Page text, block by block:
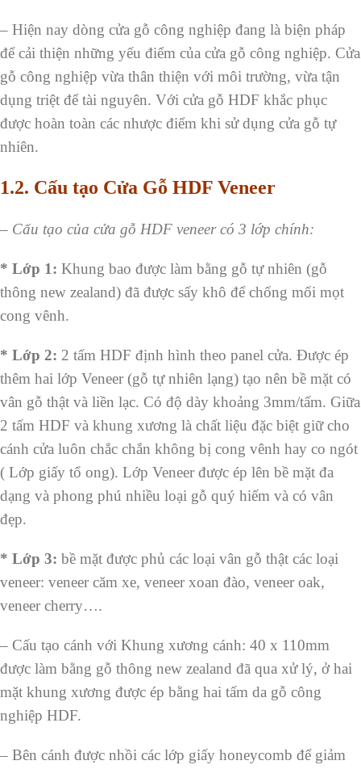
– Hiện nay dòng cửa gỗ công nghiệp đang là biện pháp
để cải thiện những yếu điểm của cửa gỗ công nghiệp. Cửa
gỗ công nghiệp vừa thân thiện với môi trường, vừa tận
dụng triệt để tài nguyên. Với cửa gỗ HDF khắc phục
được hoàn toàn các nhược điểm khi sử dụng cửa gỗ tự
nhiên.
1.2. Cấu tạo Cửa Gỗ HDF Veneer
– Cấu tạo của cửa gỗ HDF veneer có 3 lớp chính:
* Lớp 1: Khung bao được làm bằng gỗ tự nhiên (gỗ
thông new zealand) đã được sấy khô để chống mối mọt
cong vênh.
* Lớp 2: 2 tấm HDF định hình theo panel cửa. Được ép
thêm hai lớp Veneer (gỗ tự nhiên lạng) tạo nên bề mặt có
vân gỗ thật và liền lạc. Có độ dày khoảng 3mm/tấm. Giữa
2 tấm HDF và khung xương là chất liệu đặc biệt giữ cho
cánh cửa luôn chắc chắn không bị cong vênh hay co ngót
( Lớp giấy tổ ong). Lớp Veneer được ép lên bề mặt đa
dạng và phong phú nhiều loại gỗ quý hiếm và có vân
đẹp.
* Lớp 3: bề mặt được phủ các loại vân gỗ thật các loại
veneer: veneer căm xe, veneer xoan đào, veneer oak,
veneer cherry….
– Cấu tạo cánh với Khung xương cánh: 40 x 110mm
được làm bằng gỗ thông new zealand đã qua xử lý, ở hai
mặt khung xương được ép bằng hai tấm da gỗ công
nghiệp HDF.
– Bên cánh được nhồi các lớp giấy honeycomb để giảm